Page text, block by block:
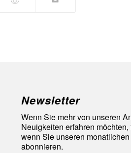
Newsletter
Wenn Sie mehr von unseren
Neuigkeiten erfahren
wenn Sie unseren
abonnieren.